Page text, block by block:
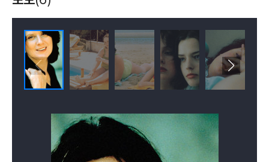
침대에서 그 전부를 목격하는 아나이스. 눈을 가린 그녀의
손끝이 서서히 떨려온다...